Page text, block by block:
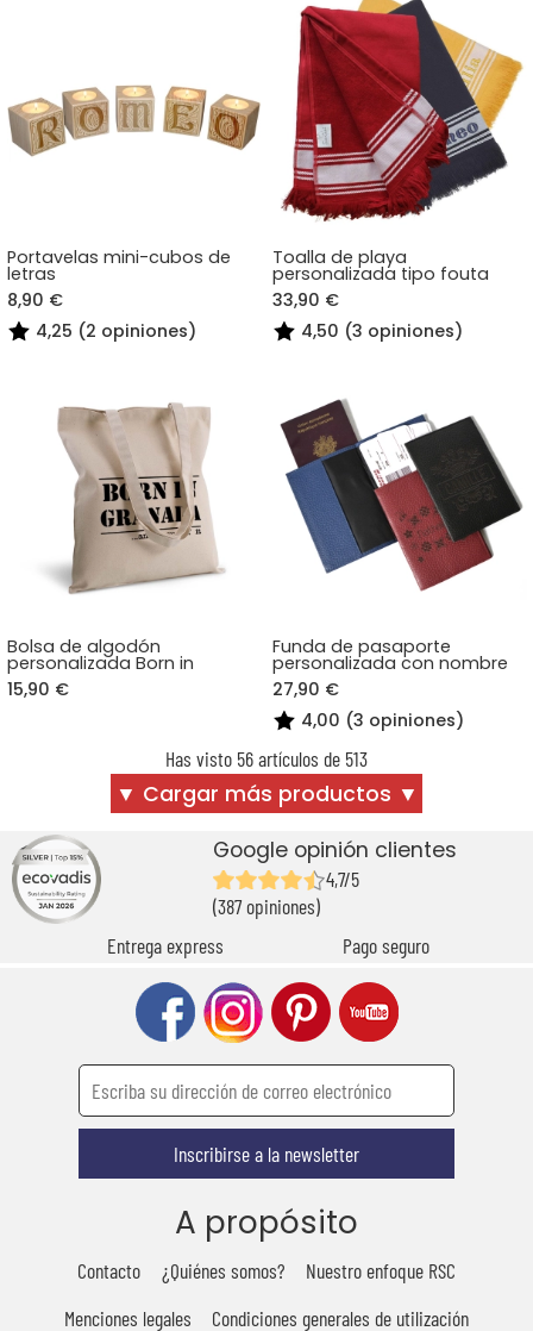
Portavelas mini-cubos de
letras
8,90 €
4,25 (2 opiniones)
Toalla de playa
personalizada tipo fouta
33,90 €
4,50 (3 opiniones)
Bolsa de algodón
personalizada Born in
15,90 €
Funda de pasaporte
personalizada con nombre
27,90 €
4,00 (3 opiniones)
Has visto 56 artículos de 513
▼ Cargar más productos ▼
Google opinión clientes
4,7/5
(387 opiniones)
Entrega express
Pago seguro
Inscribirse a la newsletter
A propósito
Contacto ¿Quiénes somos?
Nuestro enfoque RSC
Menciones legales
Condiciones generales de utilización